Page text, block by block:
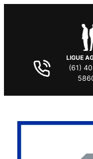
LIGUE
(61)